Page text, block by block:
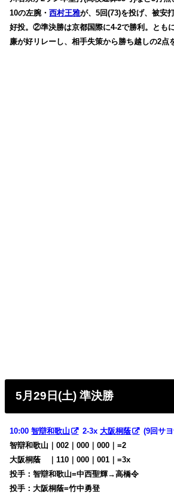
10の左腕・西村王雅が、5回(73)を投げ、被安
好投。②準決勝は京都国際に4-2で勝利。とも
廉が好リレーし、相手失策から勝ち越しの2点
5月29日(土) 準決勝
10:00智辯和歌山 2-3x大阪桐蔭
(9回サ
智辯和歌山｜002｜000｜000｜=2
大阪桐蔭
｜110｜000｜001｜=3x
投手：智辯和歌山=中西聖輝→高橋令
投手：大阪桐蔭=竹中勇登